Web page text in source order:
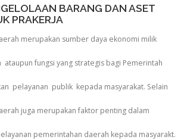
BARANG DAN ASET
PRAKERJA
merupakan sumber daya ekonomi milik
fungsi yang strategis bagi Pemerintah
pelayanan publik kepada masyarakat. Selain
juga merupakan faktor penting dalam
pemerintahan daerah kepada masyarakt.